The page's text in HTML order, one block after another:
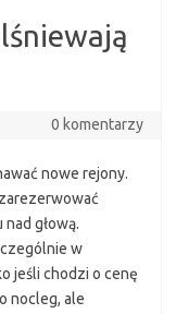
0 komentarzy
nowe rejony.
głową.
w
jeśli chodzi o cenę
nocleg, ale